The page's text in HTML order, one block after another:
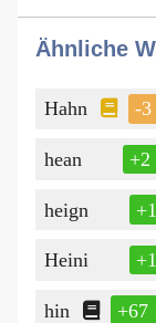
Ähnliche
Hahn -3
hean +2
heign +1
Heini +1
hin +67